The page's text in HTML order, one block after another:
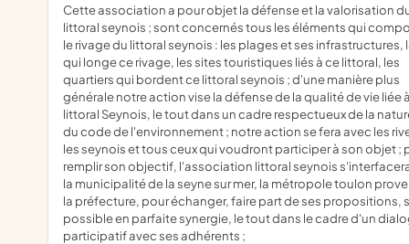
cette association a pour objet la défense et la valorisation du
littoral seynois ; sont concernés tous les éléments qui
le rivage du littoral seynois : les plages et ses infrastructures,
qui longe ce rivage, les sites touristiques liés à ce littoral, les
quartiers qui bordent ce littoral seynois ; d'une manière plus
générale notre action vise la défense de la qualité de vie liée
littoral Seynois, le tout dans un cadre respectueux de la
du code de l'environnement ; notre action se fera avec les
les seynois et tous ceux qui voudront participer à son objet ;
remplir son objectif, l'association littoral seynois
la municipalité de la seyne sur mer, la métropole toulon
la préfecture, pour échanger, faire part de ses propositions,
possible en parfaite synergie, le tout dans le cadre d'un
participatif avec ses adhérents ;